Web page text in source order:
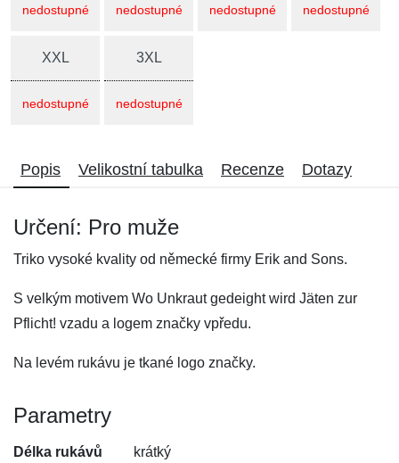
nedostupné nedostupné nedostupné nedostupné
XXL
nedostupné
3XL
nedostupné
Popis Velikostní tabulka Recenze Dotazy
Určení: Pro muže
Triko vysoké kvality od německé firmy Erik and Sons.
S velkým motivem Wo Unkraut gedeight wird Jäten zur
Pflicht! vzadu a logem značky vpředu.
Na levém rukávu je tkané logo značky.
Parametry
Délka rukávů krátký